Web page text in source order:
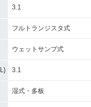
3.1
フルトランジスタ式
ウェットサンプ式
3.1
湿式・多板